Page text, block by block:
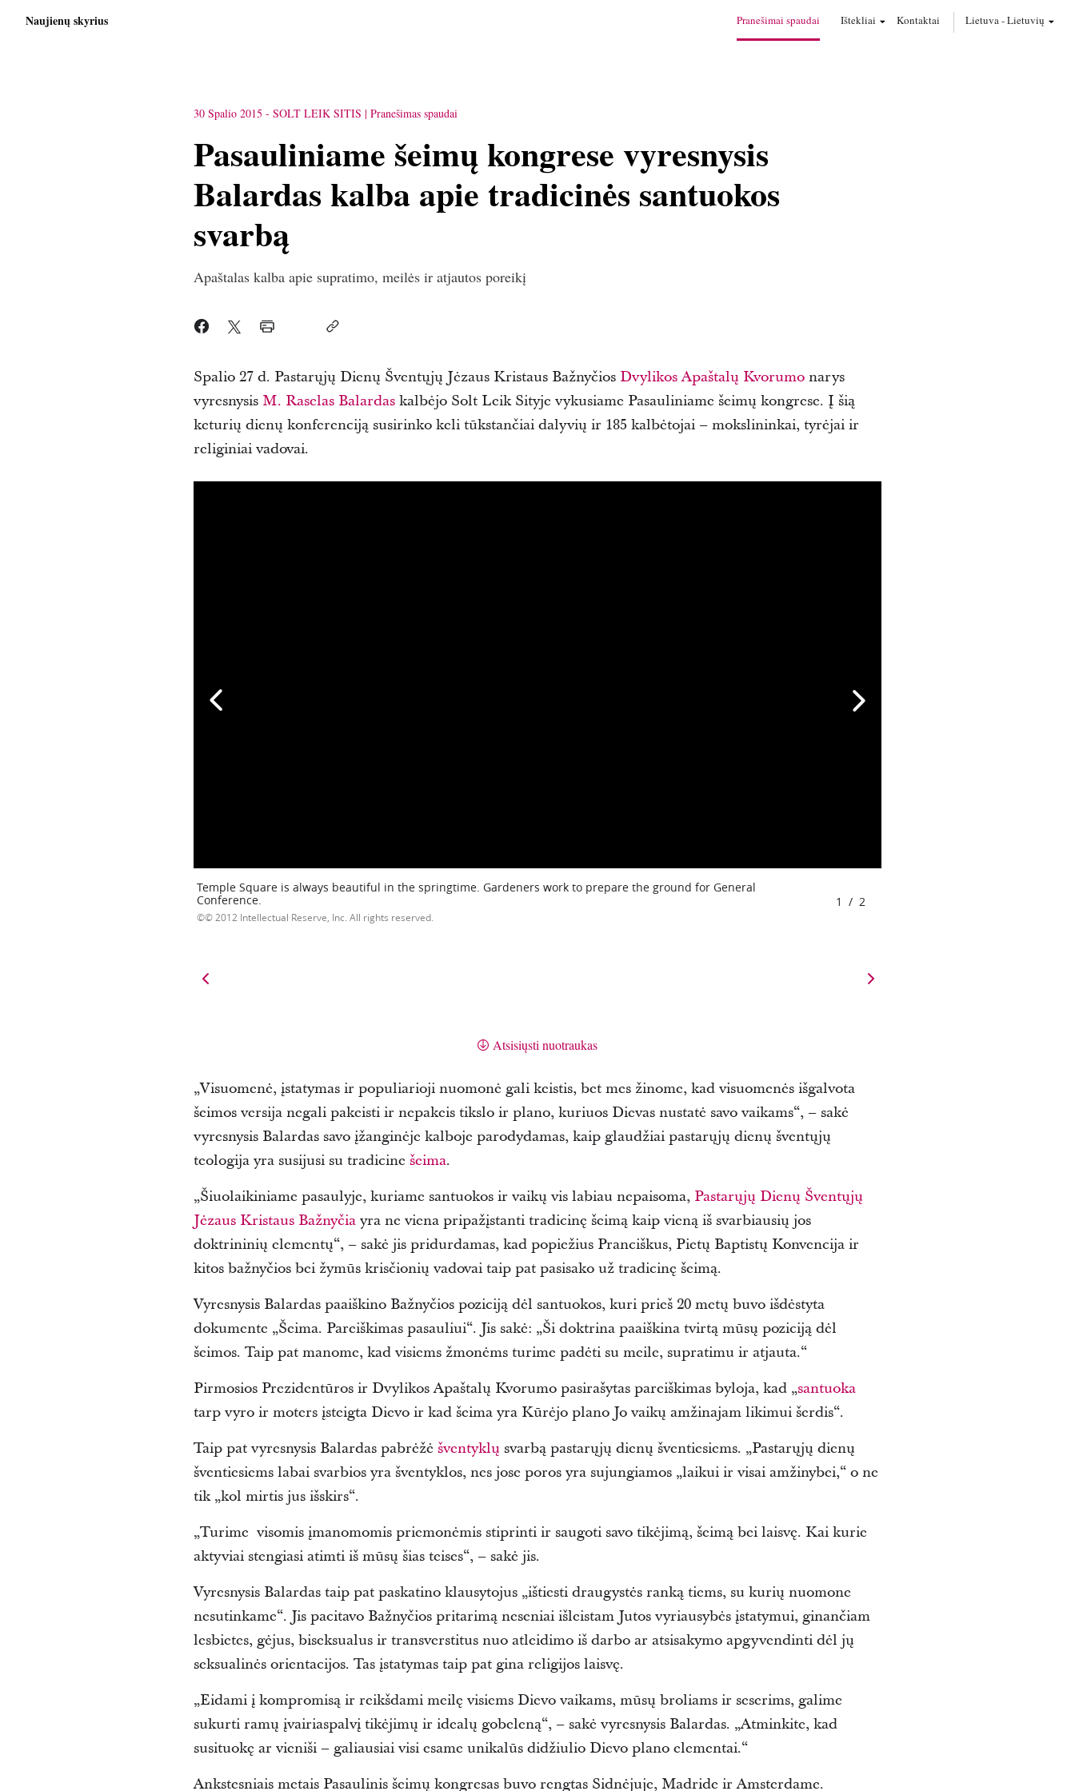
Naujienų skyrius Pranešimai spaudai Ištekliai Kontaktai Lietuva-Lietuvių
30 Spalio 2015 - SOLT LEIK SITIS Pranešimas spaudai
Pasauliniame šeimų kongrese vyresnysis
Balardas kalba apie tradicinės santuokos
svarbą
Apaštalas kalba apie supratimo, meilės ir atjautos poreikį
Spalio 27 d. Pastarųjų Dienų Šventųjų Jėzaus Kristaus Bažnyčios Dvylikos Apaštalų Kvorumonarys
vyresnysis M. Raselas Balardaskalbėjo Solt Leik Sityje vykusiame Pasauliniame šeimų kongrese. Į šią
keturių dienų konferenciją susirinko keli tūkstančiai dalyvių ir 185 kalbėtojai – mokslininkai, tyrėjai ir
religiniai vadovai.
Temple Square is always beautiful in the springtime. Gardeners work to prepare the ground for General
Conference.
© 2012 Intellectual Reserve, Inc. All rights reserved.
1 / 2
Atsisiųsti nuotraukas
„Visuomenė, įstatymas ir populiarioji nuomonė gali keistis, bet mes žinome, kad visuomenės išgalvota
šeimos versija negali pakeisti ir nepakeis tikslo ir plano, kuriuos Dievas nustatė savo vaikams“, – sakė
vyresnysis Balardas savo įžanginėje kalboje parodydamas, kaip glaudžiai pastarųjų dienų šventųjų
teologija yra susijusi su tradicine šeima.
„Šiuolaikiniame pasaulyje, kuriame santuokos ir vaikų vis labiau nepaisoma, Pastarųjų Dienų Šventųjų
Jėzaus Kristaus Bažnyčiayra ne viena pripažįstanti tradicinę šeimą kaip vieną iš svarbiausių jos
doktrininių elementų“, – sakė jis pridurdamas, kad popiežius Pranciškus, Pietų Baptistų Konvencija ir
kitos bažnyčios bei žymūs krisčionių vadovai taip pat pasisako už tradicinę šeimą.
Vyresnysis Balardas paaiškino Bažnyčios poziciją dėl santuokos, kuri prieš 20 metų buvo išdėstyta
dokumente „Šeima. Pareiškimas pasauliui“. Jis sakė: „Ši doktrina paaiškina tvirtą mūsų poziciją dėl
šeimos. Taip pat manome, kad visiems žmonėms turime padėti su meile, supratimu ir atjauta.“
Pirmosios Prezidentūros ir Dvylikos Apaštalų Kvorumo pasirašytas pareiškimas byloja, kad „santuoka
tarp vyro ir moters įsteigta Dievo ir kad šeima yra Kūrėjo plano Jo vaikų amžinajam likimui šerdis“.
Taip pat vyresnysis Balardas pabrėžė šventyklų svarbą pastarųjų dienų šventiesiems. „Pastarųjų dienų
šventiesiems labai svarbios yra šventyklos, nes jose poros yra sujungiamos „laikui ir visai amžinybei,“ o ne
tik „kol mirtis jus išskirs“.
„Turime visomis įmanomomis priemonėmis stiprinti ir saugoti savo tikėjimą, šeimą bei laisvę. Kai kurie
aktyviai stengiasi atimti iš mūsų šias teises“, – sakė jis.
Vyresnysis Balardas taip pat paskatino klausytojus „ištiesti draugystės ranką tiems, su kurių nuomone
nesutinkame“. Jis pacitavo Bažnyčios pritarimą neseniai išleistam Jutos vyriausybės įstatymui, ginančiam
lesbietes, gėjus, biseksualus ir transverstitus nuo atleidimo iš darbo ar atsisakymo apgyvendinti dėl jų
seksualinės orientacijos. Tas įstatymas taip pat gina religijos laisvę.
„Eidami į kompromisą ir reikšdami meilę visiems Dievo vaikams, mūsų broliams ir seserims, galime
sukurti ramų įvairiaspalvį tikėjimų ir idealų gobeleną“, – sakė vyresnysis Balardas. „Atminkite, kad
susituokę ar vieniši – galiausiai visi esame unikalūs didžiulio Dievo plano elementai.“
Ankstesniais metais Pasaulinis šeimų kongresas buvo rengtas Sidnėjuje, Madride ir Amsterdame.